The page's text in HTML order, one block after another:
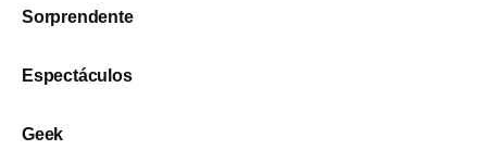
Sorprendente
Espectáculos
Geek